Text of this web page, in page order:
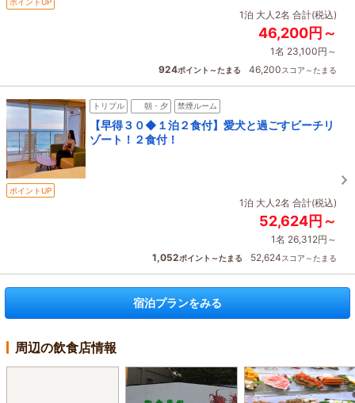
1泊 大人2名 合計(税込)
46,200円～
1名 23,100円～
924ポイント～たまる 46,200スコア～たまる
トリプル 朝・夕 禁煙ルーム
【早得３０◆１泊２食付】愛犬と過ごすビーチリ
ゾート！２食付！
ポイントUP
1泊 大人2名 合計(税込)
52,624円～
1名 26,312円～
1,052ポイント～たまる 52,624スコア～たまる
宿泊プランをみる
周辺の飲食店情報